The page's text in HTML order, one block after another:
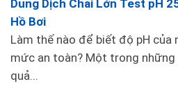
Dung Dịch Chai Lớn Test pH
Hồ Bơi
Làm thế nào để biết độ pH của
mức an toàn? Một trong những
quả...